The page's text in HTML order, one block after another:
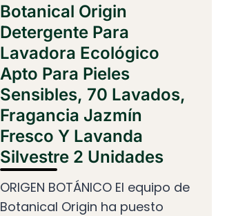
Botanical Origin
Detergente Para
Lavadora Ecológico
Apto Para Pieles
Sensibles, 70 Lavados,
Fragancia Jazmín
Fresco Y Lavanda
Silvestre 2 Unidades
ORIGEN BOTÁNICO El equipo de
Botanical Origin ha puesto